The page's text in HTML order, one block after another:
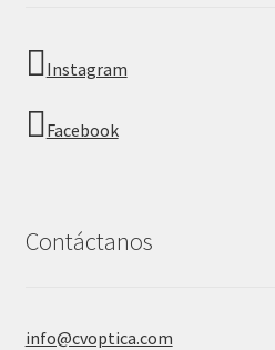
Instagram
Facebook
Contáctanos
info@cvoptica.com